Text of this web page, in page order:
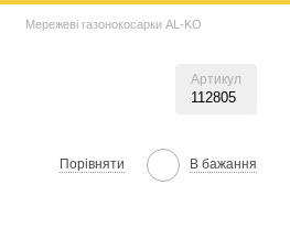
Мережеві газонокосарки AL-KO
Артикул
112805
Порівняти В бажання